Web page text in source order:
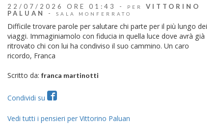
22/07/2026 ORE 01:43 - PER
VITTORINO
PALUAN
- SALA MONFERRATO
Difficile trovare parole per salutare chi parte per il più lungo dei
viaggi. Immaginiamolo con fiducia in quella luce dove avrà già
ritrovato chi con lui ha condiviso il suo cammino. Un caro
ricordo, Franca
Scritto da: franca martinotti
Condividi su
Vedi tutti i pensieri per Vittorino Paluan